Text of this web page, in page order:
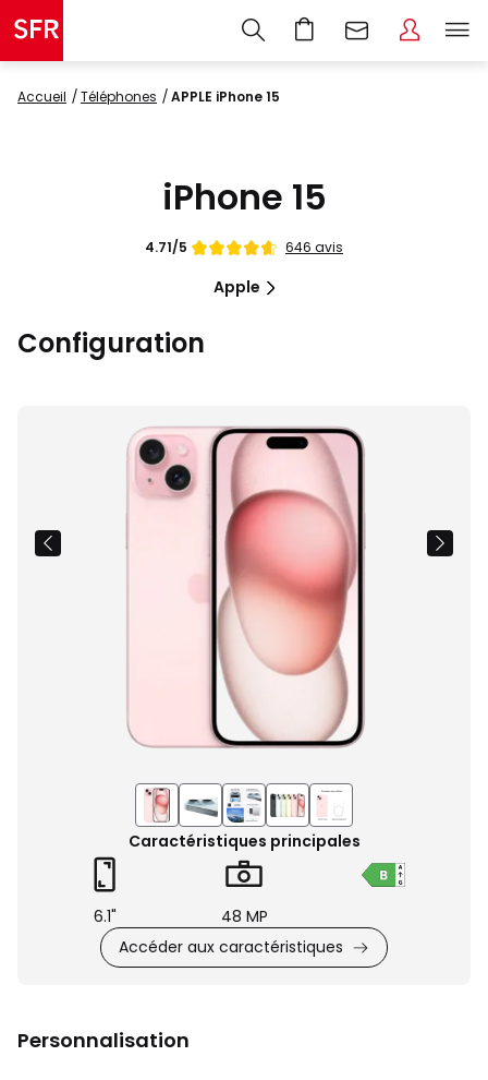
Accueil Téléphones APPLE iPhone 15
iPhone 15
Note
4.71/5 646 avis
Apple
Configuration
Images
produit
Caractéristiques principales
6.1"
48 MP
Accéder aux caractéristiques
Personnalisation